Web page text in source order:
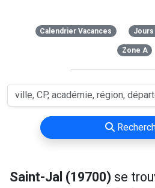
Calendrier Vacances
Zone A
Saint-Jal (19700) se